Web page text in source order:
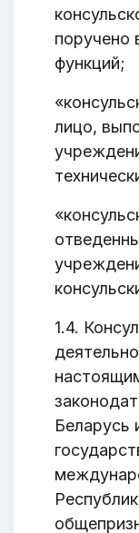
поручено
функций;
лицо,
1.4.
Беларусь